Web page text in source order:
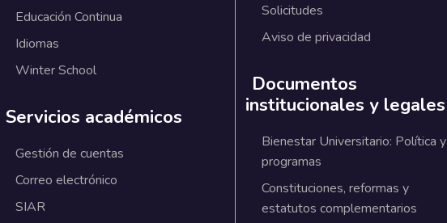
Educación Continua
Idiomas
Winter School
Servicios académicos
Gestión de cuentas
Correo electrónico
SIAR
Solicitudes
Aviso de privacidad
Documentos
institucionales y legales
Bienestar Universitario: Política y
programas
Constituciones, reformas y
estatutos complementarios